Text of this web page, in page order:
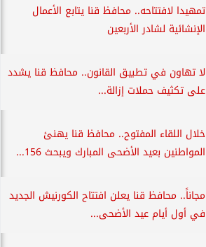
تمهيدا لافتتاحه.. محافظ قنا يتابع الأعمال
الإنشائية لشادر الأربعين
لا تهاون في تطبيق القانون.. محافظ قنا يشدد
على تكثيف حملات إزالة...
خلال اللقاء المفتوح.. محافظ قنا يهنئ
المواطنين بعيد الأضحى المبارك ويبحث 156...
مجاناً.. محافظ قنا يعلن افتتاح الكورنيش الجديد
في أول أيام عيد الأضحى...